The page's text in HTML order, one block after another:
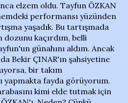
elzem oldu. Tayfun ÖZKAN
performansı yüzünden
yaşadık. Bu tartışmada
kaçırdım, belli
günahını aldım. Ancak
Bekir ÇINAR'ın şahsiyetine
bir takım
yapmakta fayda görüyorum.
kimi elde tutmak için